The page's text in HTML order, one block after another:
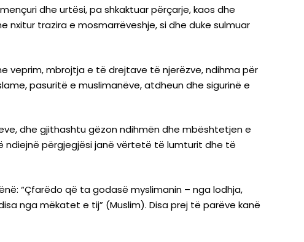
dhe urtësi, pa shkaktuar përçarje, kaos dhe
nxitur trazira e mosmarrëveshje, si dhe duke sulmuar
veprim, mbrojtja e të drejtave të njerëzve, ndihma për
pasuritë e muslimanëve, atdheun dhe sigurinë e
dhe gjithashtu gëzon ndihmën dhe mbështetjen e
ndiejnë përgjegjësi janë vërtetë të lumturit dhe të
nga mëkatet e tij” (Muslim). Disa prej të parëve kanë